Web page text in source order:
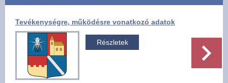
Pályázatok
Választási információk -
Felsőrajk
Tevékenységre, működésre vonatkozó adatok
Részletek